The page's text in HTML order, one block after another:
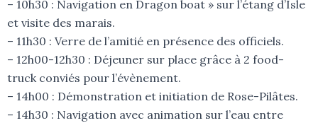
– 10h30 : Navigation en Dragon boat » sur l’étang d’Isle
et visite des marais.
– 11h30 : Verre de l’amitié en présence des officiels.
– 12h00-12h30 : Déjeuner sur place grâce à 2 food-
truck conviés pour l’évènement.
– 14h00 : Démonstration et initiation de Rose-Pilâtes.
– 14h30 : Navigation avec animation sur l’eau entre